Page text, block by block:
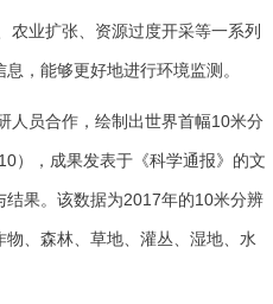
农业扩张、资源过度开采等一系列
，能够更好地进行环境监测。
人员合作，绘制出世界首幅10米分
），成果发表于《科学通报》的文
果。该数据为2017年的10米分辨
、森林、草地、灌丛、湿地、水